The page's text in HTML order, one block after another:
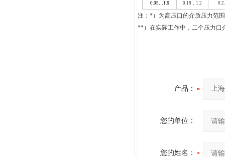
0.05…1.6 0.18…1.2
注： *）为高压口的介质压力范
**）在实际工作中，二个压力
产品：
您的单位：
您的姓名：